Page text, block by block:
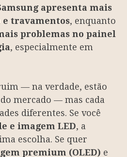
apresenta mais
e travamentos, enquanto
problemas no painel
, especialmente em
— na verdade, estão
mercado — mas cada
diferentes. Se você
e imagem LED, a
escolha. Se quer
premium (OLED) e